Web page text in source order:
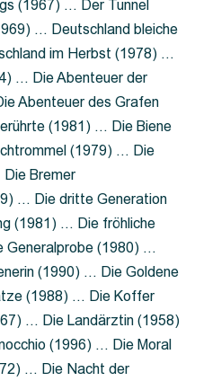
(1967) … Der Tunnel
… Deutschland bleiche
im Herbst (1978) …
… Die Abenteuer der
Abenteuer des Grafen
(1981) … Die Biene
(1979) … Die
Bremer
… Die dritte Generation
(1981) … Die fröhliche
Generalprobe (1980) …
(1990) … Die Goldene
(1988) … Die Koffer
… Die Landärztin (1958)
(1996) … Die Moral
… Die Nacht der